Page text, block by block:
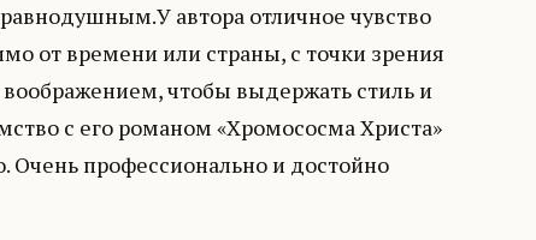
автора отличное чувство
от времени или страны, с точки зрения
чтобы выдержать стиль и
с его романом «Хромососма Христа»
Очень профессионально и достойно